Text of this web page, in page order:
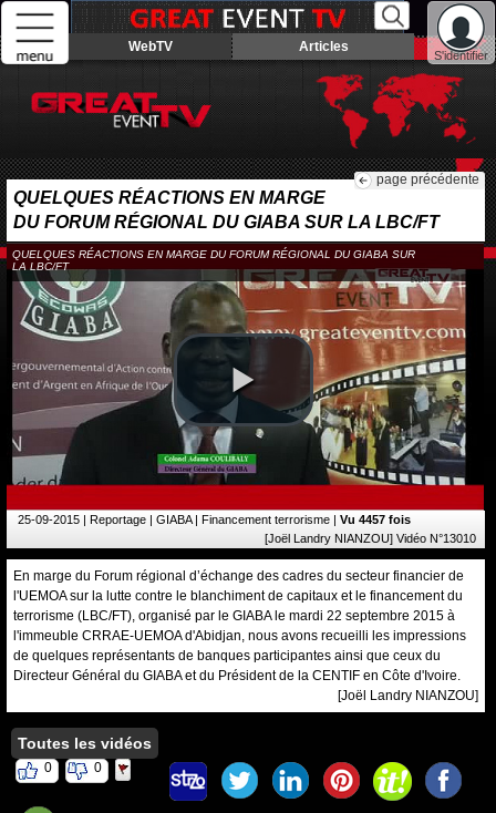
S'identifier
WebTV Articles
page précédente
QUELQUES RÉACTIONS EN MARGE
DU FORUM RÉGIONAL DU GIABA SUR LA LBC/FT
QUELQUES RÉACTIONS EN MARGE DU FORUM RÉGIONAL DU GIABA SUR
LA LBC/FT
25-09-2015 | Reportage | GIABA | Financement terrorisme | Vu 4457 fois
[Joël Landry NIANZOU] Vidéo N°13010
En marge du Forum régional d’échange des cadres du secteur financier de
l'UEMOA sur la lutte contre le blanchiment de capitaux et le financement du
terrorisme (LBC/FT), organisé par le GIABA le mardi 22 septembre 2015 à
l'immeuble CRRAE-UEMOA d'Abidjan, nous avons recueilli les impressions
de quelques représentants de banques participantes ainsi que ceux du
Directeur Général du GIABA et du Président de la CENTIF en Côte d'Ivoire.
[Joël Landry NIANZOU]
Toutes les vidéos
0 0